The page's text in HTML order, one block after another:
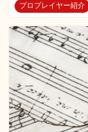
プロプレイヤー紹介